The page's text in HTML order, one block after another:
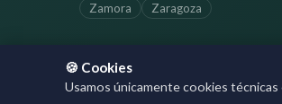
Zamora
Zaragoza
🍪 Cookies
Usamos únicamente cookies